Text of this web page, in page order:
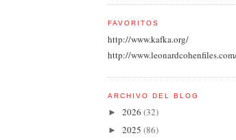
FAVORITOS
http://www.kafka.org/
http://
ARCHIVO DEL BLOG
► 2026 (32)
► 2025 (86)